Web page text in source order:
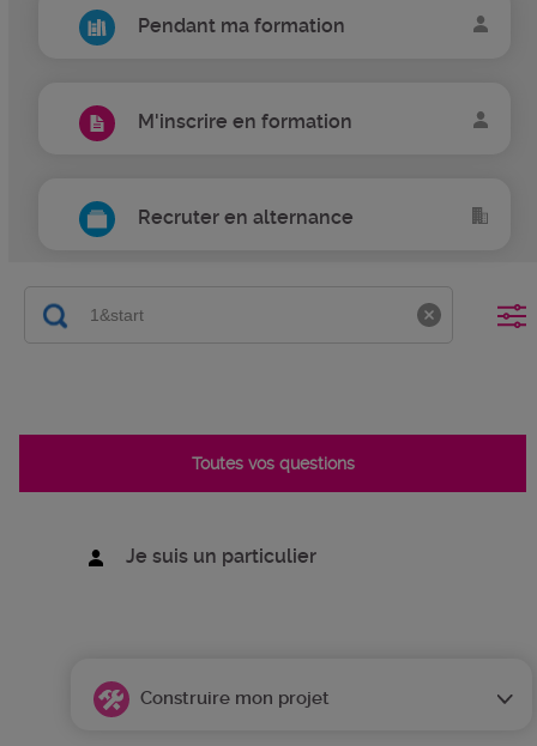
Pendant ma formation
M'inscrire en formation
Recruter en alternance
Toutes vos questions
Je suis un particulier
Construire mon projet